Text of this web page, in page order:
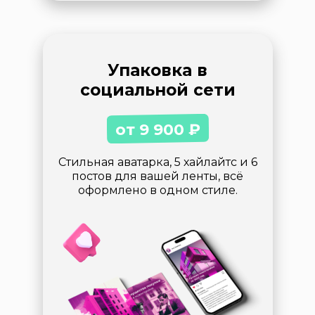
Упаковка в
социальной сети
Стильная аватарка, 5 хайлайтс и 6
постов для вашей ленты, всё
оформлено в одном стиле.
от 9 900 ₽